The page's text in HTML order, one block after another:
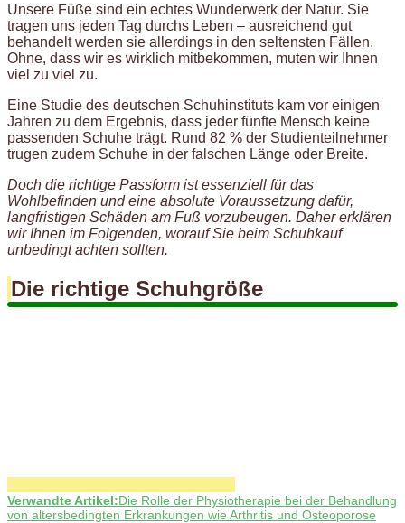
Unsere Füße sind ein echtes Wunderwerk der Natur. Sie
tragen uns jeden Tag durchs Leben – ausreichend gut
behandelt werden sie allerdings in den seltensten Fällen.
Ohne, dass wir es wirklich mitbekommen, muten wir Ihnen
viel zu viel zu.
Eine Studie des deutschen Schuhinstituts kam vor einigen
Jahren zu dem Ergebnis, dass jeder fünfte Mensch keine
passenden Schuhe trägt. Rund 82 % der Studienteilnehmer
trugen zudem Schuhe in der falschen Länge oder Breite.
Doch die richtige Passform ist essenziell für das
Wohlbefinden und eine absolute Voraussetzung dafür,
langfristigen Schäden am Fuß vorzubeugen. Daher erklären
wir Ihnen im Folgenden, worauf Sie beim Schuhkauf
unbedingt achten sollten.
Die richtige Schuhgröße
Verwandte Artikel:Die Rolle der Physiotherapie bei der Behandlung
von altersbedingten Erkrankungen wie Arthritis und Osteoporose